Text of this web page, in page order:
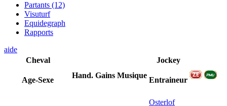
Partants (12)
Visuturf
Equidegraph
Rapports
aide
Cheval
Age-Sexe
Hand. Gains Musique
Jockey
Entraineur
Osterlof